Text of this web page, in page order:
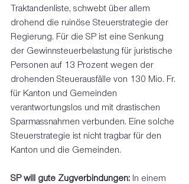
Traktandenliste, schwebt über allem
drohend die ruinöse Steuerstrategie der
Regierung. Für die SP ist eine Senkung
der Gewinnsteuerbelastung für juristische
Personen auf 13 Prozent wegen der
drohenden Steuerausfälle von 130 Mio. Fr.
für Kanton und Gemeinden
verantwortungslos und mit drastischen
Sparmassnahmen verbunden. Eine solche
Steuerstrategie ist nicht tragbar für den
Kanton und die Gemeinden.
SP will gute Zugverbindungen: In einem